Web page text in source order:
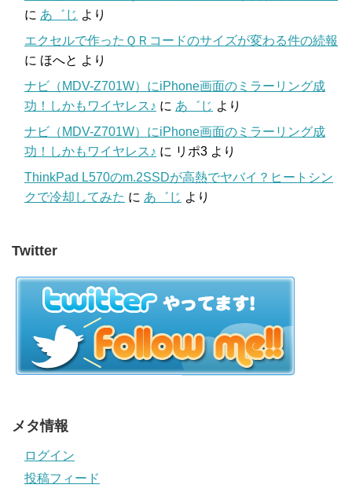
に あ゛じ より
エクセルで作ったＱＲコードのサイズが変わる件の続報
に ほへと より
ナビ（MDV-Z701W）にiPhone画面のミラーリング成
功！しかもワイヤレス♪ に あ゛じ より
ナビ（MDV-Z701W）にiPhone画面のミラーリング成
功！しかもワイヤレス♪ に リポ3 より
ThinkPad L570のm.2SSDが高熱でヤバイ？ヒートシン
クで冷却してみた に あ゛じ より
Twitter
メタ情報
ログイン
投稿フィード